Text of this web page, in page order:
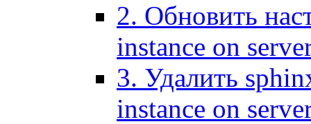
2. Обновить
instance on
3. Удалить
instance on